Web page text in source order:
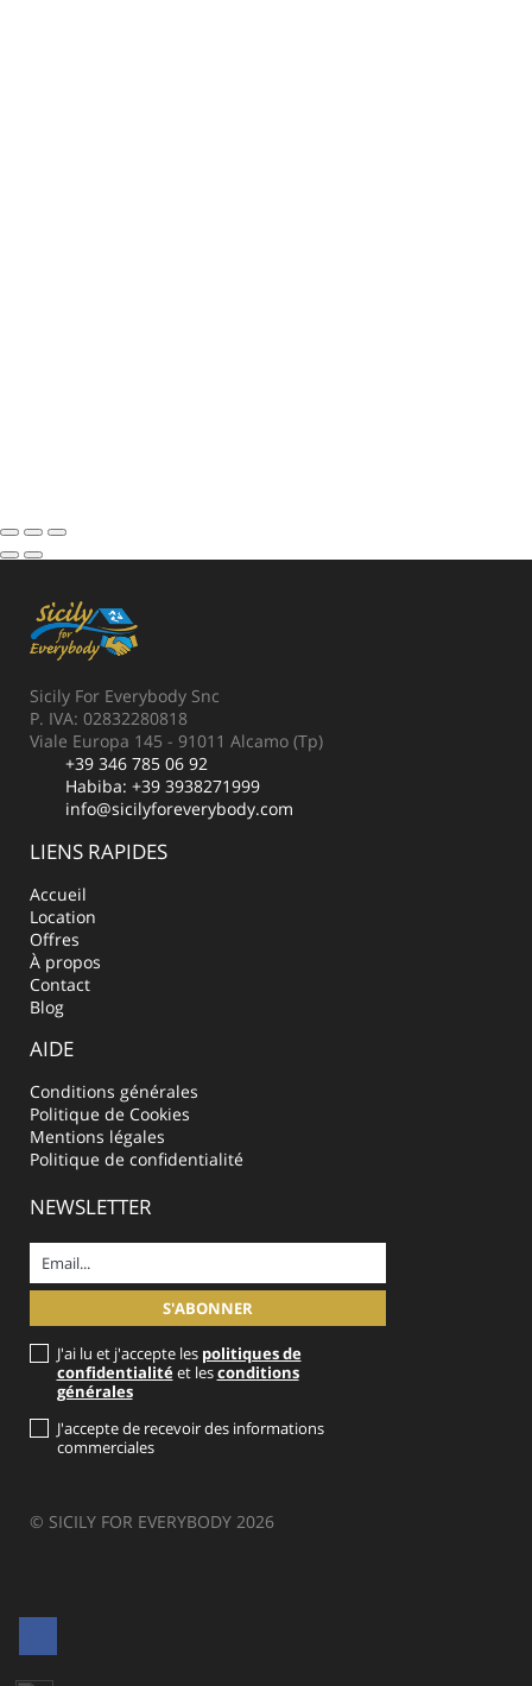
Sicily For Everybody Snc
P. IVA: 02832280818
Viale Europa 145 - 91011 Alcamo (Tp)
+39 346 785 06 92
Habiba: +39 3938271999
info@sicilyforeverybody.com
LIENS RAPIDES
Accueil
Location
Offres
À propos
Contact
Blog
AIDE
Conditions générales
Politique de Cookies
Mentions légales
Politique de confidentialité
NEWSLETTER
J'ai lu et j'accepte les politiques de
confidentialitéet lesconditions
générales
J'accepte de recevoir des informations
commerciales
© SICILY FOR EVERYBODY 2026